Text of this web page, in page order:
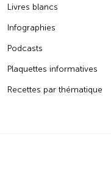
Livres blancs
Infographies
Podcasts
Plaquettes informatives
Recettes par thématique